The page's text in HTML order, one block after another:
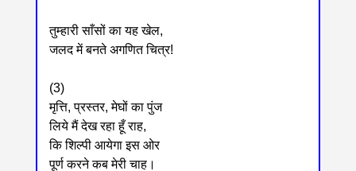
तुम्हारी साँसों का यह खेल,
जलद में बनते अगणित चित्र!
(3)
मृत्ति, प्रस्तर, मेघों का पुंज
लिये मैं देख रहा हूँ राह,
कि शिल्पी आयेगा इस ओर
पूर्ण करने कब मेरी चाह।